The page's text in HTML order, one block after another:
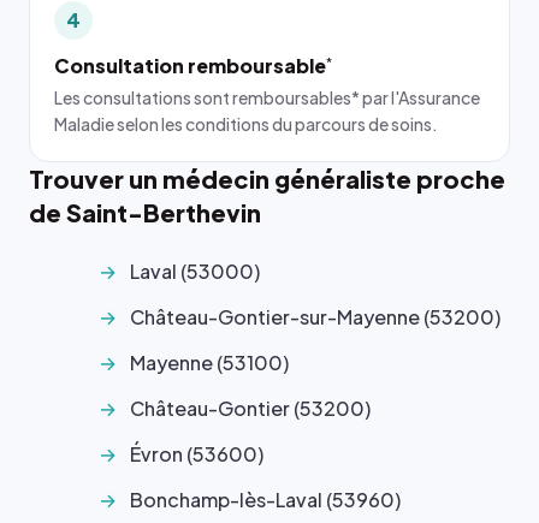
4
Consultation remboursable*
Les consultations sont remboursables* par l'Assurance
Maladie selon les conditions du parcours de soins.
Trouver un médecin généraliste proche
de Saint-Berthevin
Laval (53000)
Château-Gontier-sur-Mayenne (53200)
Mayenne (53100)
Château-Gontier (53200)
Évron (53600)
Bonchamp-lès-Laval (53960)